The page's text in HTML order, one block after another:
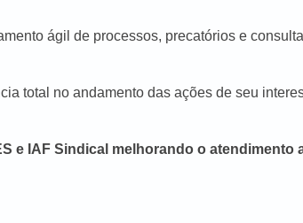
ágil de processos, precatórios e
total no andamento das ações de seu
e IAF Sindical melhorando o atendimento